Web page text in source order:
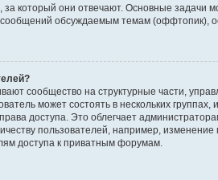
который они отвечают. Основные задачи
обсуждаемым темам (оффтопик),
сообщество на структурные части,
может состоять в нескольких группах,
доступа. Это облегчает
пользователей, например, изменение
доступа к приватным форумам.